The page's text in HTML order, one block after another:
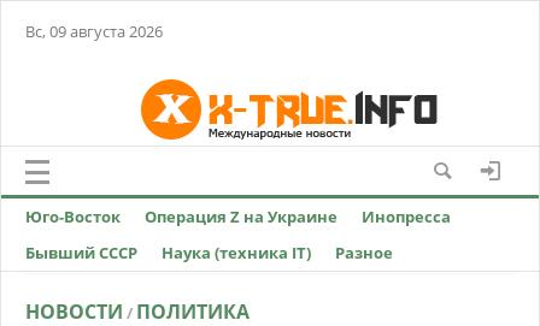
Вс, 09 августа 2026
Юго-Восток Операция Z на Украине
Инопресса
Бывший СССР
Наука (техника IT) Разное
НОВОСТИ / ПОЛИТИКА